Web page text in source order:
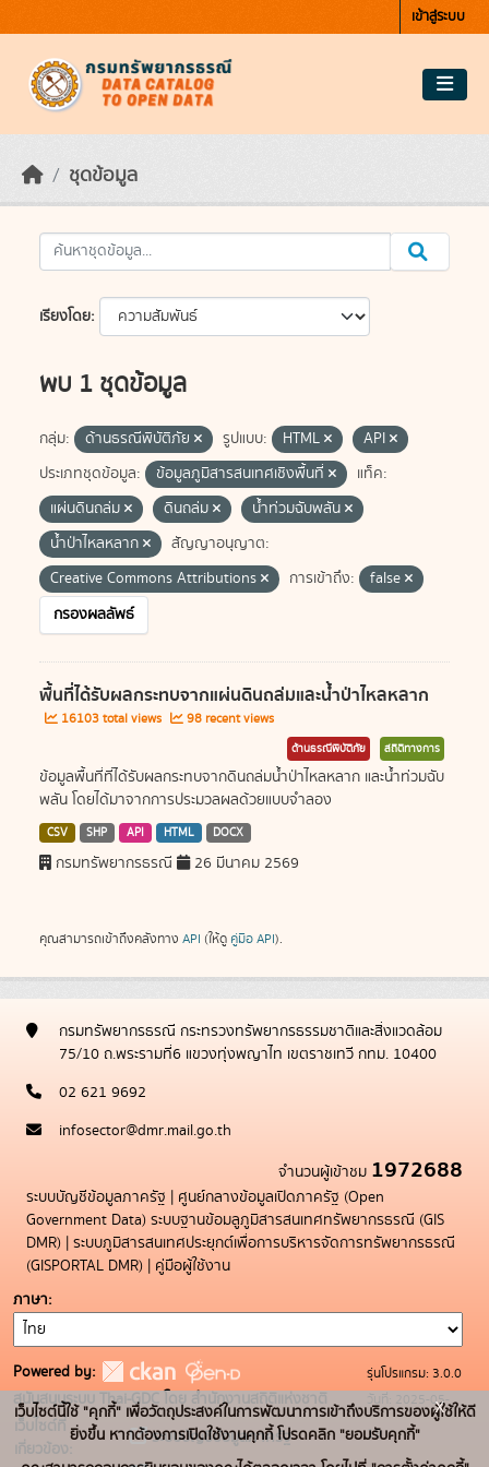
เข้าสู่ระบบ
ชุดข้อมูล
เรียงโดย
พบ 1 ชุดข้อมูล
กลุ่ม: ด้านธรณีพิบัติภัย รูปแบบ: HTML
API
ประเภทชุดข้อมูล:
ข้อมูลภูมิสารสนเทศเชิงพื้นที่
แท็ค:
แผ่นดินถล่ม
ดินถล่ม
น้ำท่วมฉับพลัน
น้ำป่าไหลหลาก
สัญญาอนุญาต:
Creative Commons Attributions
การเข้าถึง:
false
กรองผลลัพธ์
พื้นที่ได้รับผลกระทบจากแผ่นดินถล่มและน้ำป่าไหลหลาก
16103 total views 98 recent views
ด้านธรณีพิบัติภัย สถิติทางการ
ข้อมูลพื้นที่ที่ได้รับผลกระทบจากดินถล่มน้ำป่าไหลหลาก และน้ำท่วมฉับ
พลัน โดยได้มาจากการประมวลผลด้วยแบบจำลอง
CSV SHP API HTML DOCX
กรมทรัพยากรธรณี 26 มีนาคม 2569
คุณสามารถเข้าถึงคลังทาง API (ให้ดู คู่มือ API).
กรมทรัพยากรธรณี กระทรวงทรัพยากรธรรมชาติและสิ่งแวดล้อม
75/10 ถ.พระรามที่6 แขวงทุ่งพญาไท เขตราชเทวี กทม. 10400
02 621 9692
infosector@dmr.mail.go.th
จำนวนผู้เข้าชม 1972688
ระบบบัญชีข้อมูลภาครัฐ | ศูนย์กลางข้อมูลเปิดภาครัฐ (Open
Government Data) ระบบฐานข้อมลูภูมิสารสนเทศทรัพยากรธรณี (GIS
DMR) | ระบบภูมิสารสนเทศประยุกต์เพื่อการบริหารจัดการทรัพยากรธรณี
(GISPORTAL DMR) | คู่มือผู้ใช้งาน
ภาษา
Powered by:
สนับสนุนระบบ Thai-GDC โดย สำนักงานสถิติแห่งชาติ
เว็บไซต์ที่
เกี่ยวข้อง:
ระบบบัญชีข้อมูลภาครัฐ
รุ่นโปรแกรม: 3.0.0
วันที่: 2025-05-
19
เว็บไซต์นี้ใช้ "คุกกี้" เพื่อวัตถุประสงค์ในการพัฒนาการเข้าถึงบริการของผู้ใช้ให้ดี
ยิ่งขึ้น หากต้องการเปิดใช้งานคุกกี้ โปรดคลิก "ยอมรับคุกกี้"
x